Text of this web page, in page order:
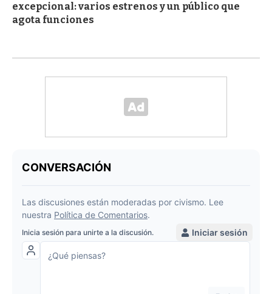
excepcional: varios estrenos y un público que
agota funciones